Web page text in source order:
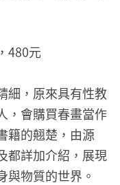
480元
細，原來具有性教
，會購買春畫當作
籍的翹楚，由源
都詳加介紹，展現
與物質的世界。